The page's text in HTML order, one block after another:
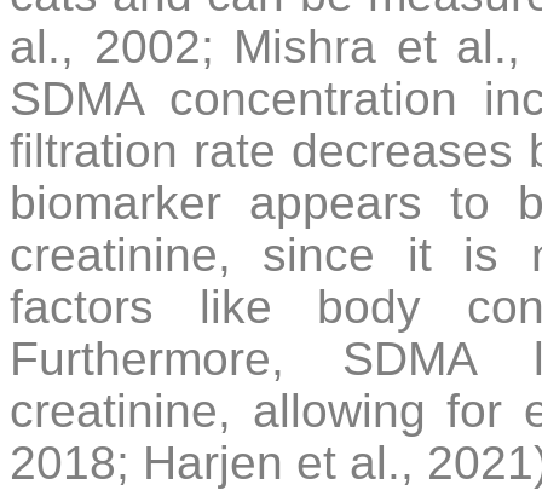
al., 2002; Mishra et
SDMA concentration
filtration rate decreases
biomarker appears to
creatinine, since it is
factors like body
Furthermore,
creatinine, allowing for
2018; Harjen et al.,